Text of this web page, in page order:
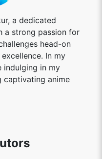
a dedicated
a strong passion for
head-on
In my
indulging in my
captivating anime